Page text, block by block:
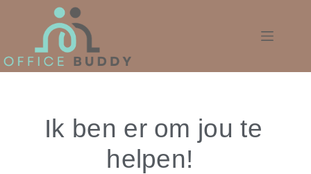
Ik ben er om jou te
helpen!